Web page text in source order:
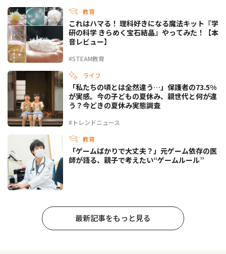
教育
#STEAM教育
これはハマる！ 理科好きになる魔法キット『学
研の科学 きらめく宝石結晶』やってみた！【本
音レビュー】
ライフ
#トレンドニュース
「私たちの頃とは全然違う…」保護者の73.5%
が実感。今の子どもの夏休み、親世代と何が違
う？今どきの夏休み実態調査
教育
「ゲームばかりで大丈夫？」元ゲーム依存の医
師が語る、親子で考えたい“ゲームルール”
最新記事をもっと見る